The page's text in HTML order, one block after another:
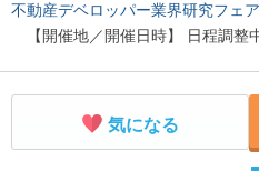
不動産デベロッパー業界研究フェ
【開催地／開催日時】 日程調整
気になる